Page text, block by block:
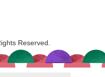
Reserved.